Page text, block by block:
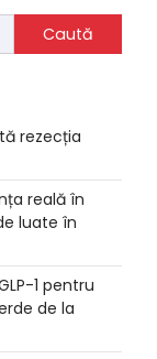
Caută
rezecția
reală în
luate în
1 pentru
de la